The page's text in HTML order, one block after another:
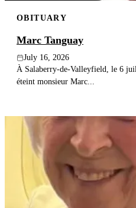
Search
OBITUARY
Marc Tanguay
July 16, 2026
À Salaberry-de-Valleyfield, le 6
éteint monsieur Marc...